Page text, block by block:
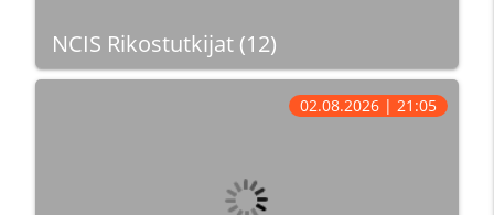
NCIS Rikostutkijat (12)
02.08.2026 | 21:05